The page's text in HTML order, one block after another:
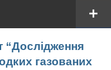
“Дослідження
газованих